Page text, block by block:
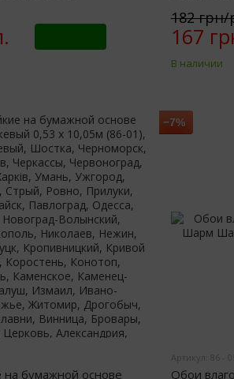
182 грн/
167
В наличии
на бумажной основе
−7%
Артикул: 86 - 05
Обои